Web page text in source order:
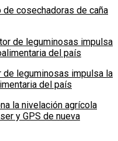
de cosechadoras de caña
de leguminosas impulsa la
del país